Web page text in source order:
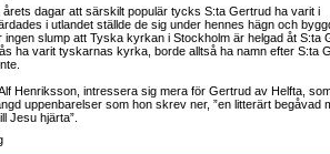
årets dagar att särskilt populär tycks S:ta Gertrud ha varit i
i utlandet ställde de sig under hennes hägn och
ingen slump att Tyska kyrkan i Stockholm är helgad åt S:ta
ha varit tyskarnas kyrka, borde alltså ha namn efter S:ta
Henriksson, intressera sig mera för Gertrud av Helfta,
uppenbarelser som hon skrev ner, ”en litterärt begåvad
Jesu hjärta”.